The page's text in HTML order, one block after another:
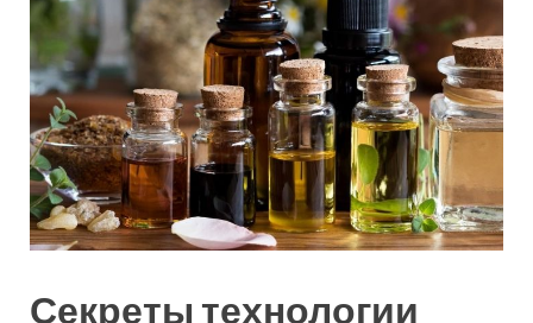
Секреты технологии